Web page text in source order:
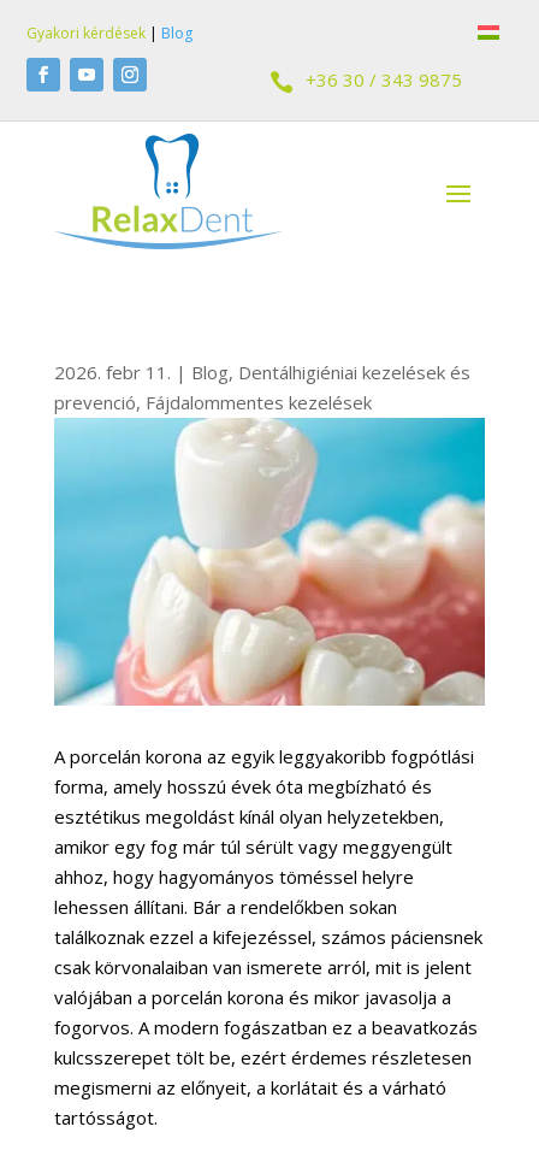
Gyakori kérdések | Blog
 +36 30 / 343 9875
2026. febr 11. | Blog, Dentálhigiéniai kezelések és
prevenció, Fájdalommentes kezelések
A porcelán korona az egyik leggyakoribb fogpótlási
forma, amely hosszú évek óta megbízható és
esztétikus megoldást kínál olyan helyzetekben,
amikor egy fog már túl sérült vagy meggyengült
ahhoz, hogy hagyományos töméssel helyre
lehessen állítani. Bár a rendelőkben sokan
találkoznak ezzel a kifejezéssel, számos páciensnek
csak körvonalaiban van ismerete arról, mit is jelent
valójában a porcelán korona és mikor javasolja a
fogorvos. A modern fogászatban ez a beavatkozás
kulcsszerepet tölt be, ezért érdemes részletesen
megismerni az előnyeit, a korlátait és a várható
tartósságot.